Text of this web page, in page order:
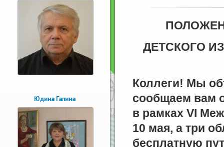
Юдина Галина
ДЕТСКОГО
Коллеги! Мы
сообщаем вам
в рамках VI
10 мая, а три
бесплатную